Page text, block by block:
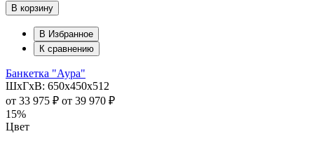
В корзину
В Избранное
К сравнению
Банкетка "Аура"
ШхГхВ: 650х450х512
от 33 975 ₽ от 39 970 ₽
15%
Цвет